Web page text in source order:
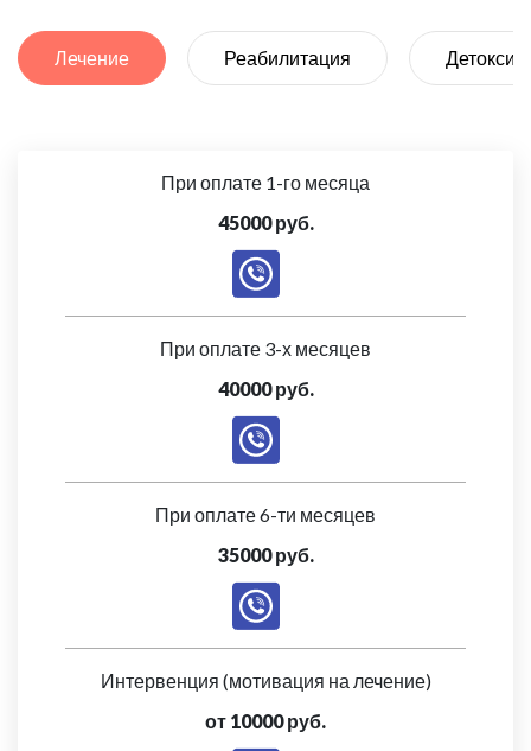
Лечение Реабилитация
При оплате 1-го месяца
45000 руб.
При оплате 3-х месяцев
40000 руб.
При оплате 6-ти месяцев
35000 руб.
Интервенция (мотивация на лечение)
от 10000 руб.